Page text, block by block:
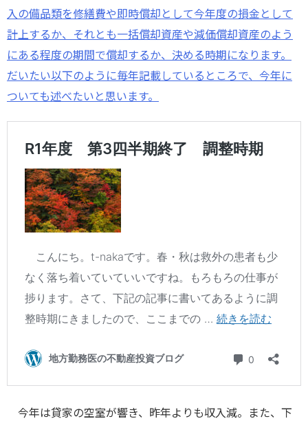
入の備品類を修繕費や即時償却として今年度の損金として
計上するか、それとも一括償却資産や減価償却資産のよう
にある程度の期間で償却するか、決める時期になります。
だいたい以下のように毎年記載しているところで、今年に
ついても述べたいと思います。
今年は貸家の空室が響き、昨年よりも収入減。また、下